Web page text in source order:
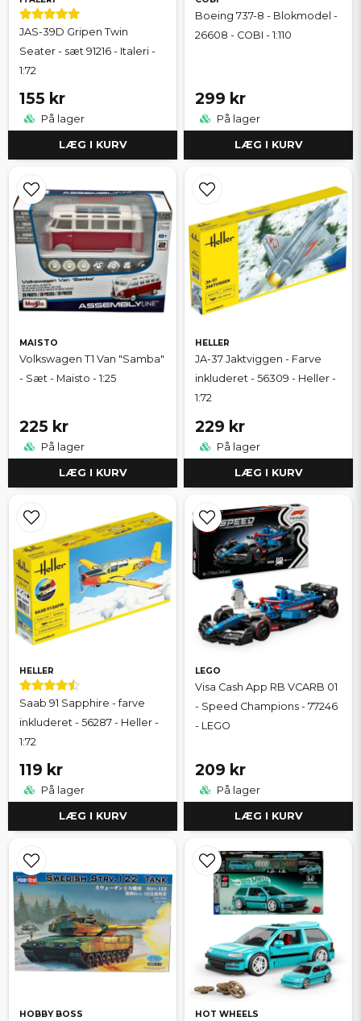
JAS-39D Gripen Twin
Seater - sæt 91216 - Italeri -
1:72
155 kr
På lager
LÆG I KURV
Boeing 737-8 - Blokmodel -
26608 - COBI - 1:110
299 kr
På lager
LÆG I KURV
MAISTO
Volkswagen T1 Van "Samba"
- Sæt - Maisto - 1:25
225 kr
På lager
LÆG I KURV
HELLER
JA-37 Jaktviggen - Farve
inkluderet - 56309 - Heller -
1:72
229 kr
På lager
LÆG I KURV
HELLER
Saab 91 Sapphire - farve
inkluderet - 56287 - Heller -
1:72
119 kr
På lager
LÆG I KURV
LEGO
Visa Cash App RB VCARB 01
- Speed Champions - 77246
- LEGO
209 kr
På lager
LÆG I KURV
HOBBY BOSS HOT WHEELS